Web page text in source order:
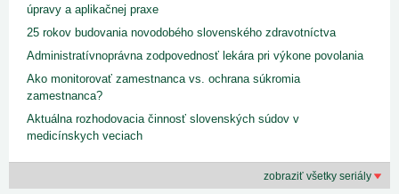
úpravy a aplikačnej praxe
25 rokov budovania novodobého slovenského zdravotníctva
Administratívnoprávna zodpovednosť lekára pri výkone povolania
Ako monitorovať zamestnanca vs. ochrana súkromia
zamestnanca?
Aktuálna rozhodovacia činnosť slovenských súdov v
medicínskych veciach
zobraziť všetky seriály